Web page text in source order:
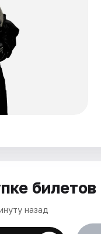
билетов
назад